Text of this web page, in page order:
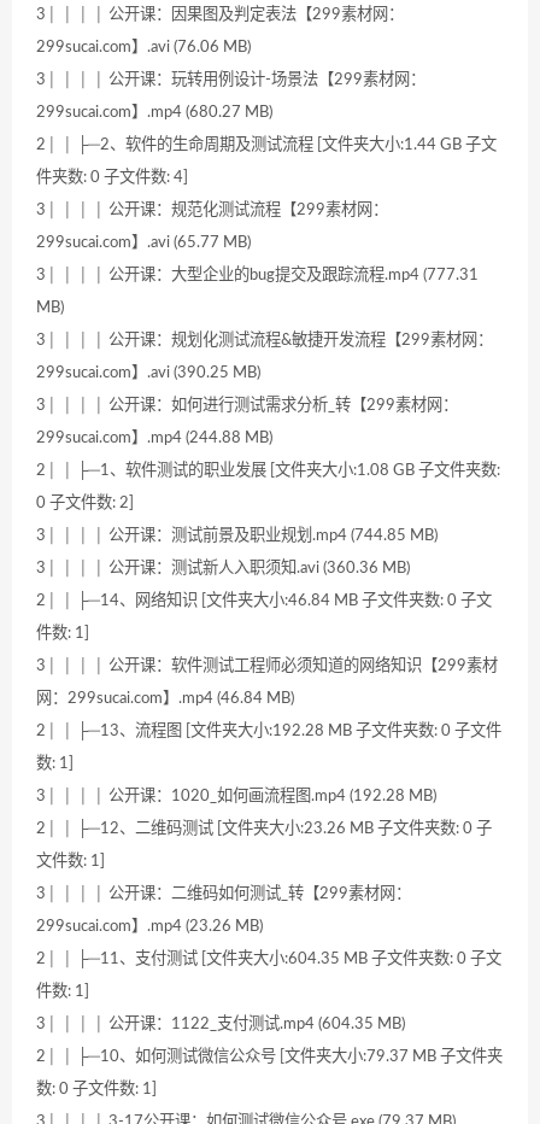
3│ │ │ │ 公开课：因果图及判定表法【299素材网：
299sucai.com】.avi (76.06 MB)
3│ │ │ │ 公开课：玩转用例设计-场景法【299素材网：
299sucai.com】.mp4 (680.27 MB)
2│ │ ├─2、软件的生命周期及测试流程 [文件夹大小:1.44 GB 子文
件夹数: 0 子文件数: 4]
3│ │ │ │ 公开课：规范化测试流程【299素材网：
299sucai.com】.avi (65.77 MB)
3│ │ │ │ 公开课：大型企业的bug提交及跟踪流程.mp4 (777.31
MB)
3│ │ │ │ 公开课：规划化测试流程&敏捷开发流程【299素材网：
299sucai.com】.avi (390.25 MB)
3│ │ │ │ 公开课：如何进行测试需求分析_转【299素材网：
299sucai.com】.mp4 (244.88 MB)
2│ │ ├─1、软件测试的职业发展 [文件夹大小:1.08 GB 子文件夹数:
0 子文件数: 2]
3│ │ │ │ 公开课：测试前景及职业规划.mp4 (744.85 MB)
3│ │ │ │ 公开课：测试新人入职须知.avi (360.36 MB)
2│ │ ├─14、网络知识 [文件夹大小:46.84 MB 子文件夹数: 0 子文
件数: 1]
3│ │ │ │ 公开课：软件测试工程师必须知道的网络知识【299素材
网：299sucai.com】.mp4 (46.84 MB)
2│ │ ├─13、流程图 [文件夹大小:192.28 MB 子文件夹数: 0 子文件
数: 1]
3│ │ │ │ 公开课：1020_如何画流程图.mp4 (192.28 MB)
2│ │ ├─12、二维码测试 [文件夹大小:23.26 MB 子文件夹数: 0 子
文件数: 1]
3│ │ │ │ 公开课：二维码如何测试_转【299素材网：
299sucai.com】.mp4 (23.26 MB)
2│ │ ├─11、支付测试 [文件夹大小:604.35 MB 子文件夹数: 0 子文
件数: 1]
3│ │ │ │ 公开课：1122_支付测试.mp4 (604.35 MB)
2│ │ ├─10、如何测试微信公众号 [文件夹大小:79.37 MB 子文件夹
数: 0 子文件数: 1]